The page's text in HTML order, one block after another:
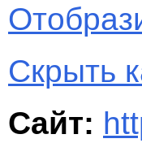
Скрыть
Сайт: